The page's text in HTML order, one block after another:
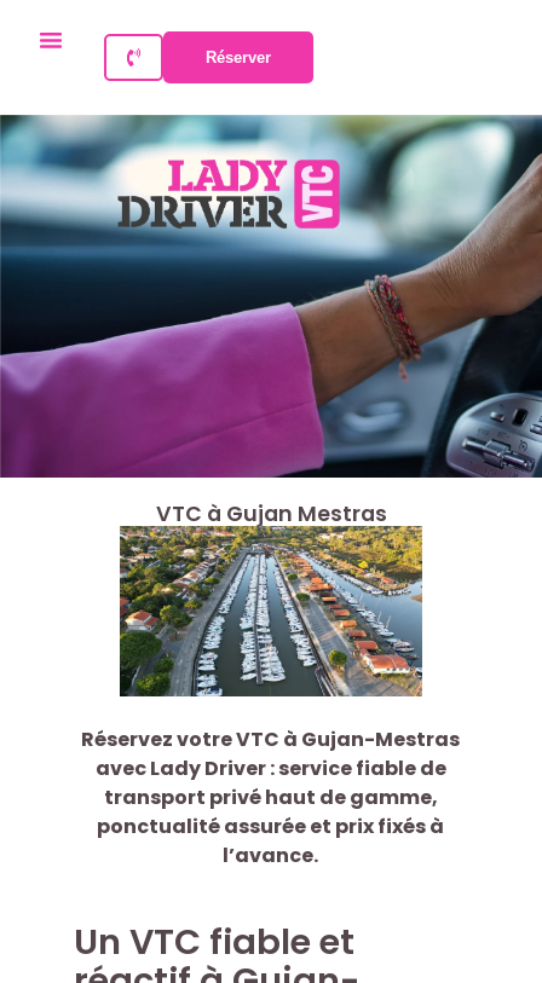
Réserver
VTC à Gujan Mestras
Réservez votre VTC à Gujan-Mestras
avec Lady Driver : service fiable de
transport privé haut de gamme,
ponctualité assurée et prix fixés à
l’avance.
Un VTC fiable et